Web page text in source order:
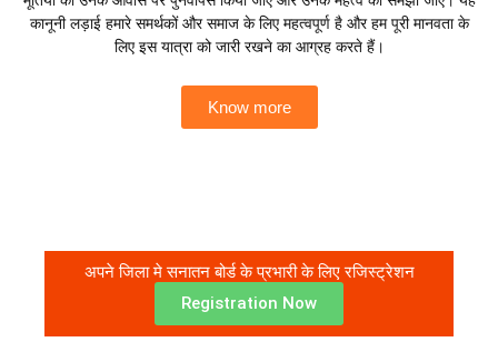
कानूनी लड़ाई हमारे समर्थकों और समाज के लिए महत्वपूर्ण है और हम पूरी मानवता के
लिए इस यात्रा को जारी रखने का आग्रह करते हैं।
Know more
अपने जिला मे सनातन बोर्ड के प्रभारी के लिए रजिस्ट्रेशन
Registration Now